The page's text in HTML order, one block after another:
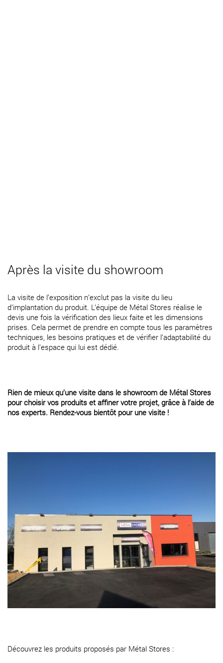
Après la visite du showroom
La visite de l’exposition n’exclut pas la visite du lieu
d’implantation du produit. L’équipe de Métal Stores réalise le
devis une fois la vérification des lieux faite et les dimensions
prises. Cela permet de prendre en compte tous les paramètres
techniques, les besoins pratiques et de vérifier l’adaptabilité du
produit à l’espace qui lui est dédié.
Rien de mieux qu’une visite dans le showroom de Métal Stores
pour choisir vos produits et affiner votre projet, grâce à l’aide de
nos experts. Rendez-vous bientôt pour une visite !
Découvrez les produits proposés par Métal Stores :